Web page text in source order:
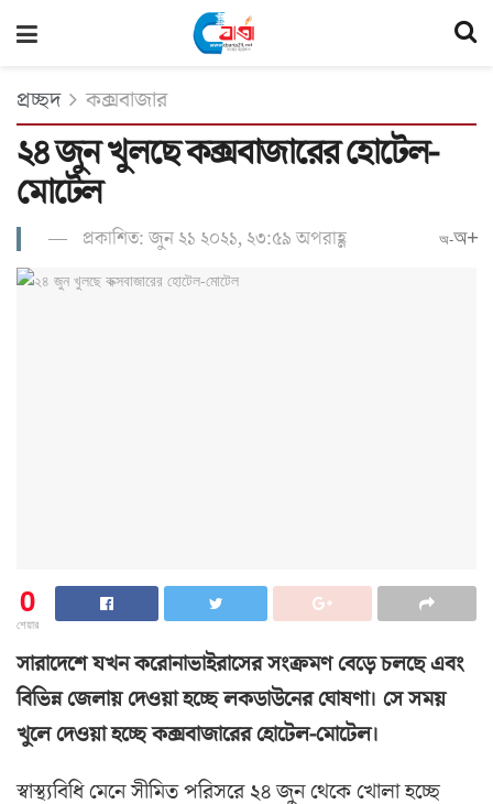
প্রচ্ছদ কক্সবাজার
২৪ জুন খুলছে কক্সবাজারের হোটেল-
মোটেল
প্রকাশিত: জুন ২১ ২০২১, ২৩:৫৯ অপরাহ্ণ অ-অ+
0
শেয়ার
সারাদেশে যখন করোনাভাইরাসের সংক্রমণ বেড়ে চলছে এবং
বিভিন্ন জেলায় দেওয়া হচ্ছে লকডাউনের ঘোষণা। সে সময়
খুলে দেওয়া হচ্ছে কক্সবাজারের হোটেল-মোটেল।
স্বাস্থ্যবিধি মেনে সীমিত পরিসরে ২৪ জুন থেকে খোলা হচ্ছে